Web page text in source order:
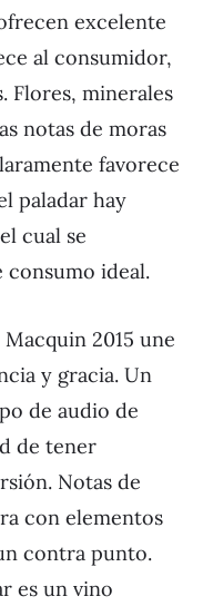
excelente
al consumidor,
Flores, minerales
notas de moras
favorece
paladar hay
cual se
ideal.
Macquin 2015 une
y gracia. Un
de audio de
de tener
Notas de
con elementos
contra punto.
es un vino